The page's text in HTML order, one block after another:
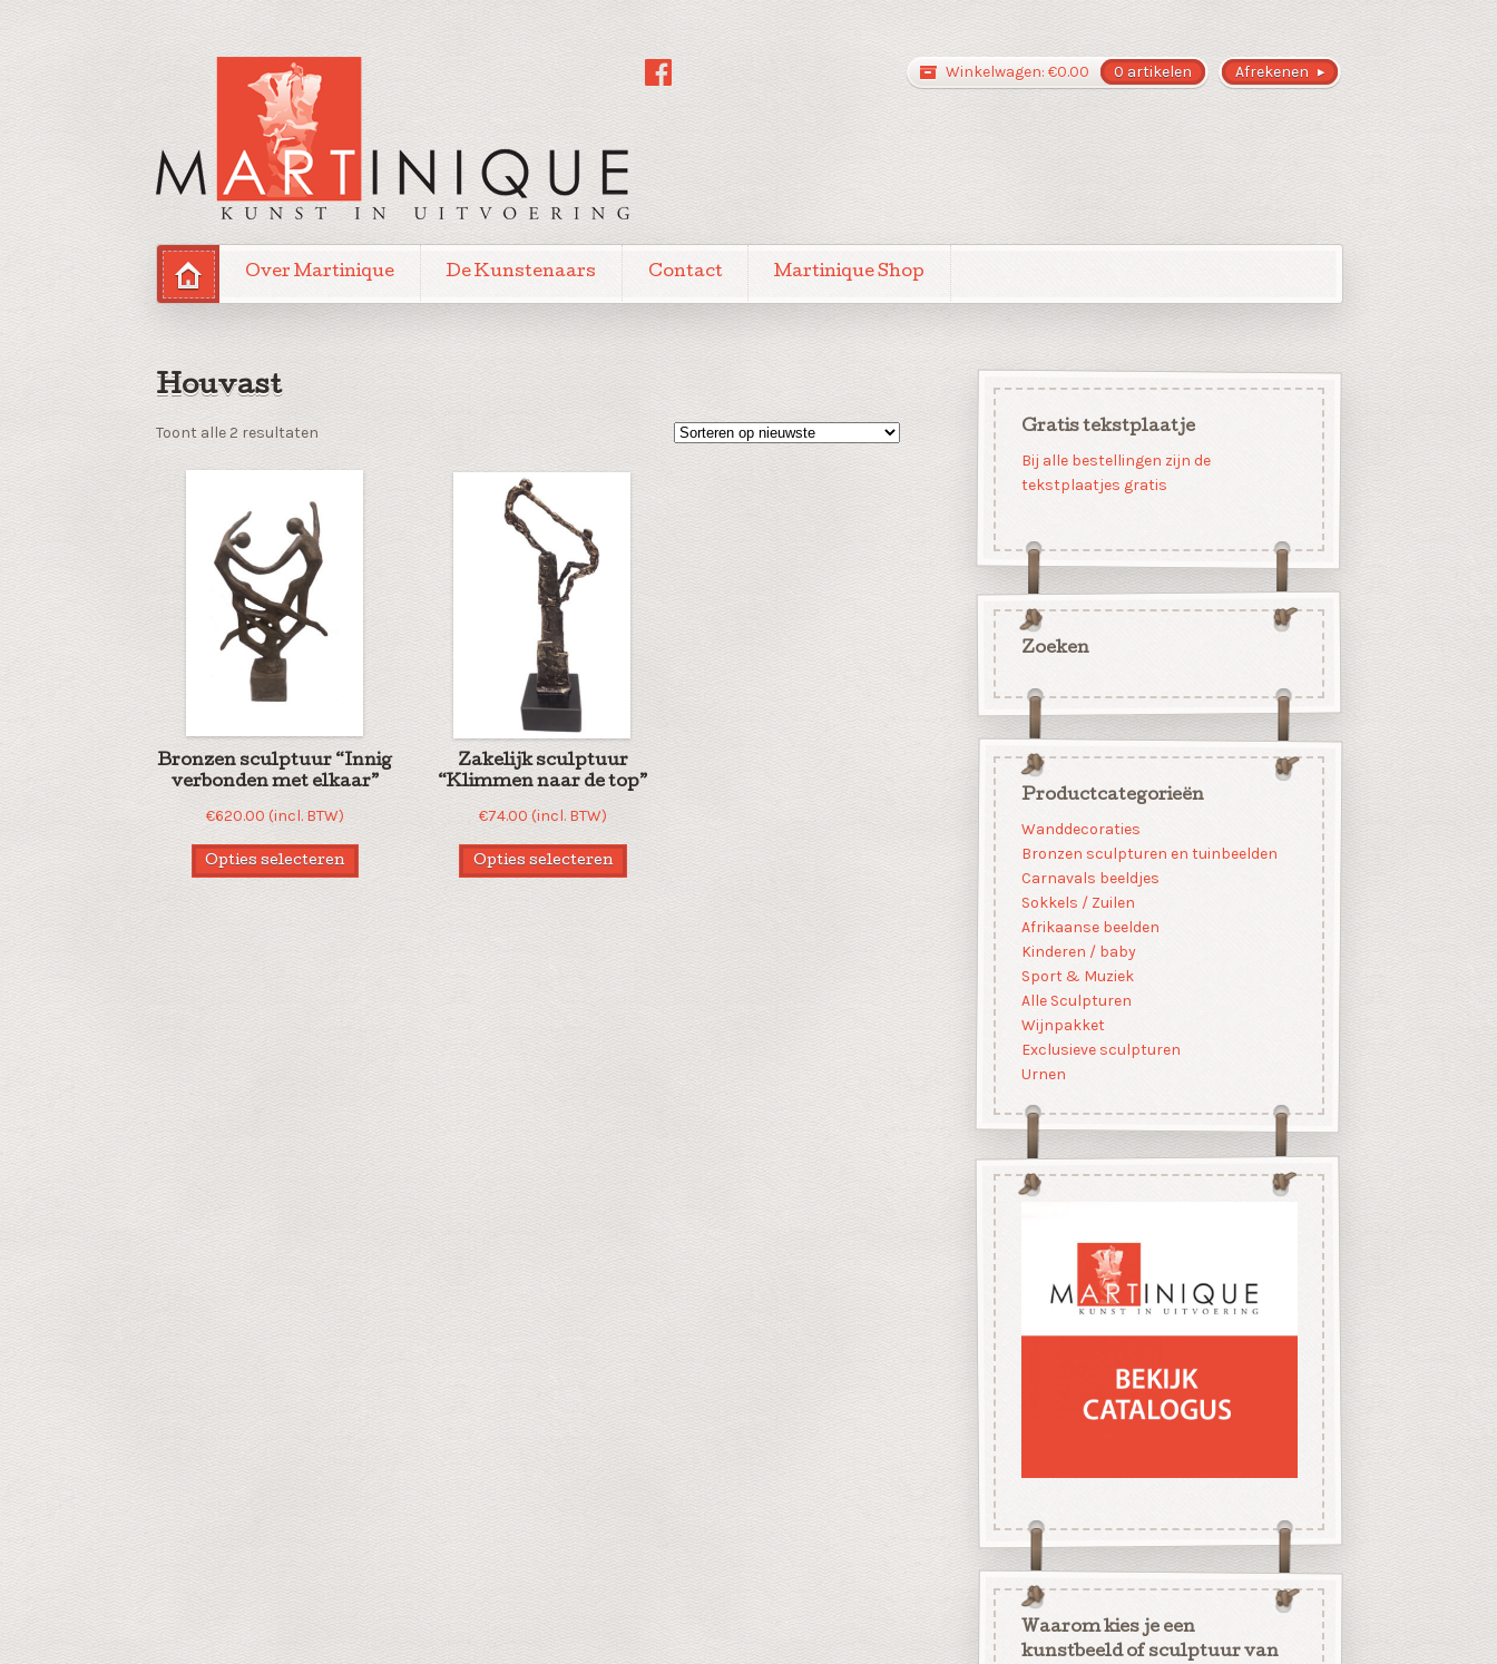
Afrekenen
Winkelwagen: €0.00 0 artikelen
Over Martinique De Kunstenaars Contact Martinique Shop
Houvast
Toont alle 2 resultaten
Bronzen sculptuur “Innig
verbonden met elkaar”
€620.00 (incl. BTW)
Opties selecteren
Zakelijk sculptuur
“Klimmen naar de top”
€74.00 (incl. BTW)
Opties selecteren
Gratis tekstplaatje
Bij alle bestellingen zijn de
tekstplaatjes gratis
Zoeken
Productcategorieën
Wanddecoraties
Bronzen sculpturen en tuinbeelden
Carnavals beeldjes
Sokkels / Zuilen
Afrikaanse beelden
Kinderen / baby
Sport & Muziek
Alle Sculpturen
Wijnpakket
Exclusieve sculpturen
Urnen
Waarom kies je een
kunstbeeld of sculptuur van